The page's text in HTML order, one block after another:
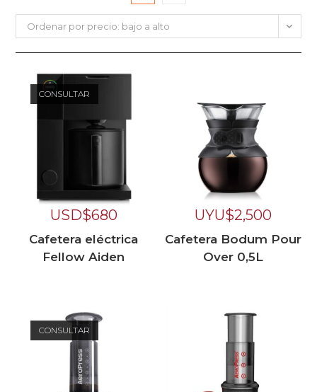
Ordenar por precio: bajo a alto
CONSULTAR
USD$680
Cafetera eléctrica
Fellow Aiden
UYU$2,500
Cafetera Bodum Pour
Over 0,5L
CONSULTAR